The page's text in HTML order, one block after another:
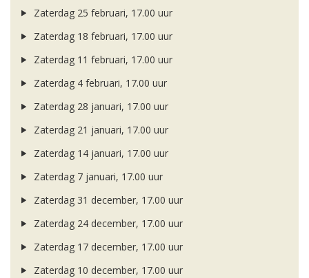
Zaterdag 25 februari, 17.00 uur
Zaterdag 18 februari, 17.00 uur
Zaterdag 11 februari, 17.00 uur
Zaterdag 4 februari, 17.00 uur
Zaterdag 28 januari, 17.00 uur
Zaterdag 21 januari, 17.00 uur
Zaterdag 14 januari, 17.00 uur
Zaterdag 7 januari, 17.00 uur
Zaterdag 31 december, 17.00 uur
Zaterdag 24 december, 17.00 uur
Zaterdag 17 december, 17.00 uur
Zaterdag 10 december, 17.00 uur